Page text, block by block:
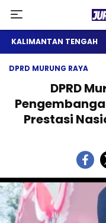
KALIMANTAN TENGAH
DPRD MURUNG RAYA
DPRD
Prestasi